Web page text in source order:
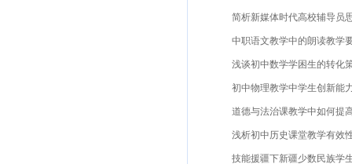
简析新媒体时代高校辅导员思
中职语文教学中的朗读教学要
浅谈初中数学学困生的转化策
初中物理教学中学生创新能力
道德与法治课教学中如何提高
浅析初中历史课堂教学有效
技能援疆下新疆少数民族学生